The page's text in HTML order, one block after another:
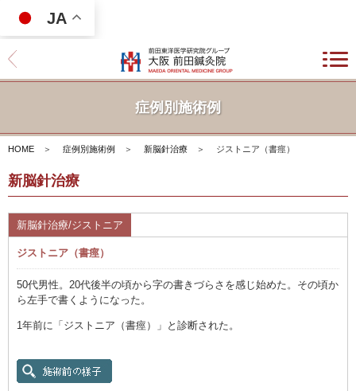
JA
症例別施術例
HOME ＞ 症例別施術例 ＞ 新脳針治療 ＞ ジストニア（書痙）
新脳針治療
新脳針治療/ジストニア
ジストニア（書痙）
50代男性。20代後半の頃から字の書きづらさを感じ始めた。その頃か
ら左手で書くようになった。
1年前に「ジストニア（書痙）」と診断された。